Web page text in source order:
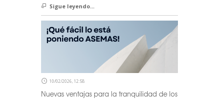
Sigue leyendo...
10/02/2026, 12:58
Nuevas ventajas para la tranquilidad de los